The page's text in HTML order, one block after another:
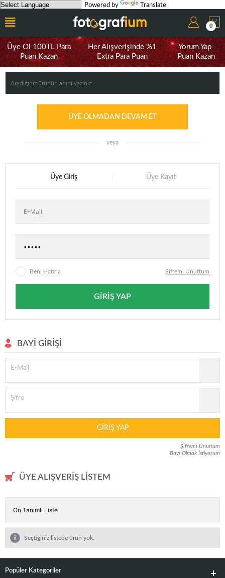
Powered by Translate
0
Üye Ol 100TL Para
Puan Kazan
Her Alışverişinde %1
Extra Para Puan
Yorum Yap-
Puan Kazan
ÜYE OLMADAN DEVAM ET
veya
Üye Giriş Üye Kayıt
Beni Hatırla Şifremi Unuttum
GIRIŞ YAP
BAYI GIRIŞI
E-Mail
Şifre
GIRIŞ YAP
Şifremi Unuttum
Bayi Olmak İstiyorum
ÜYE ALIŞVERIŞ LISTEM
Seçtiğiniz listede ürün yok.
Popüler Kategoriler